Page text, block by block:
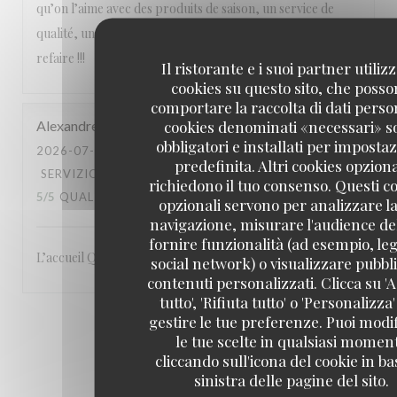
Il ristorante e i suoi partner
cookies su questo sito, che
comportare la raccolta di dati
cookies denominati «necessari»
obbligatori e installati per
predefinita. Altri cookies
richiedono il tuo consenso. Questi
opzionali servono per analizzare
navigazione, misurare l'audience
fornire funzionalità (ad esempio,
social network) o visualizzare
contenuti personalizzati. Clicca su
tutto', 'Rifiuta tutto' o
gestire le tue preferenze. Puoi
le tue scelte in qualsiasi
cliccando sull'icona del cookie in
sinistra delle pagine del sito.
qu’on l’aime avec des produits de saison, un service de
qualité, une équipe attentionnée, un cadre magnifique. A
refaire !!!
Alexandre
2026-07-23
- 19:00 - OSPITI 3
SERVIZIO
ATMOSFERA: 5/5 CUCINA :
5/5 QUALITÀ / PREZZO
L’accueil Qualité du service Le site: en bord de Seine
1 2 3